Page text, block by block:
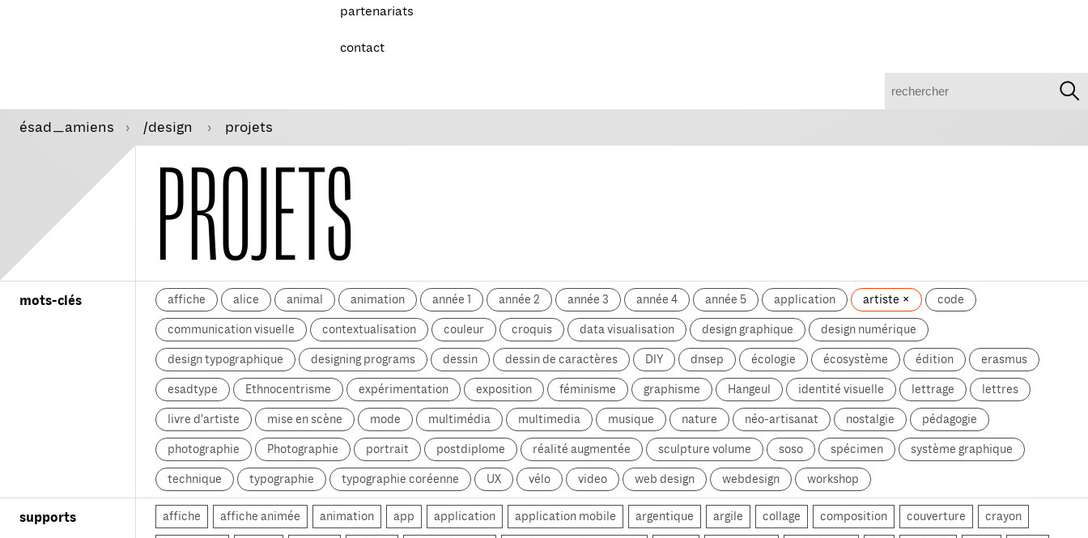
partenariats
contact
ésad—amiens /design projets
PROJETS
mots-clés affiche alice animal animation année 1 année 2 année 3 année 4 année 5 application artiste code
communication visuelle contextualisation couleur croquis data visualisation design graphique design numérique
design typographique designing programs dessin dessin de caractères DIY dnsep écologie écosystème édition erasmus
esadtype Ethnocentrisme expérimentation exposition féminisme graphisme Hangeul identité visuelle lettrage lettres
livre d'artiste mise en scène mode multimédia multimedia musique nature néo-artisanat nostalgie pédagogie
photographie Photographie portrait postdiplome réalité augmentée sculpture volume soso spécimen système graphique
technique typographie typographie coréenne UX vélo video web design webdesign workshop
supports affiche affiche animée animation app application application mobile argentique argile collage composition couverture crayon